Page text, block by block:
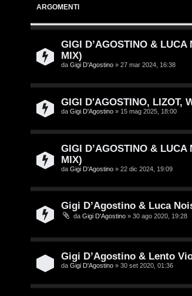
ARGOMENTI
GIGI D’AGOSTINO &
MIX)
da Gigi D'Agostino » 27 mar 2024, 16:38
GIGI D'AGOSTINO, LIZOT,
da Gigi D'Agostino » 15 mag 2025, 18:00
GIGI D’AGOSTINO &
MIX)
da Gigi D'Agostino » 22 dic 2024, 19:09
Gigi D’Agostino & Luca
da Gigi D'Agostino » 30 ago 2020, 19:28
Gigi D’Agostino & Lento
da Gigi D'Agostino » 30 set 2020, 01:36